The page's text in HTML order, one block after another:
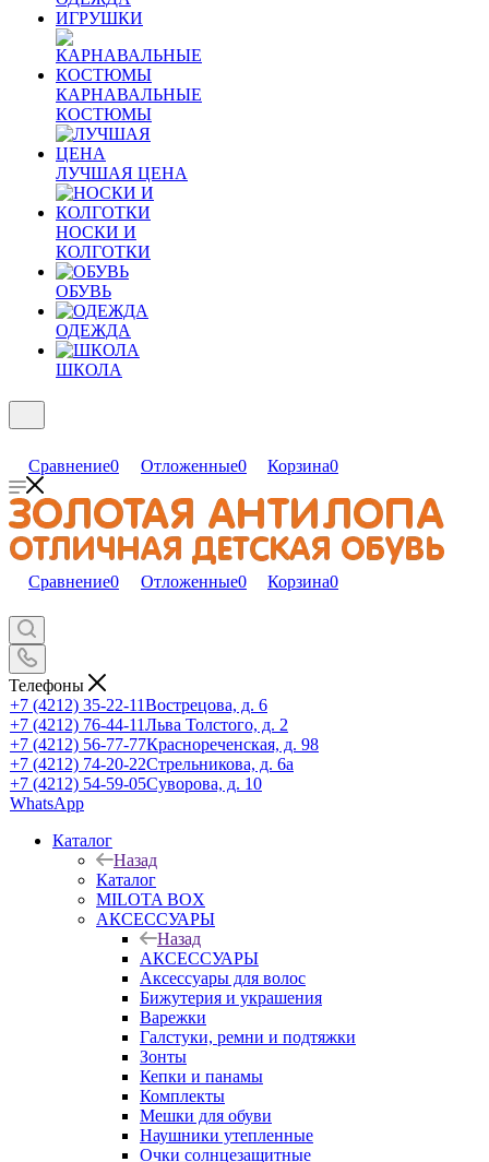
ИГРУШКИ
КАРНАВАЛЬНЫЕ
КОСТЮМЫ
ЛУЧШАЯ ЦЕНА
НОСКИ И
КОЛГОТКИ
ОБУВЬ
ОДЕЖДА
ШКОЛА
Сравнение0 Отложенные0 Корзина0
Сравнение0 Отложенные0 Корзина0
Телефоны
+7 (4212) 35-22-11Вострецова, д. 6
+7 (4212) 76-44-11Льва Толстого, д. 2
+7 (4212) 56-77-77Краснореченская, д. 98
+7 (4212) 74-20-22Стрельникова, д. 6а
+7 (4212) 54-59-05Суворова, д. 10
WhatsApp
Каталог
Назад
Каталог
MILOTA BOX
АКСЕССУАРЫ
Назад
АКСЕССУАРЫ
Аксессуары для волос
Бижутерия и украшения
Варежки
Галстуки, ремни и подтяжки
Зонты
Кепки и панамы
Комплекты
Мешки для обуви
Наушники утепленные
Очки солнцезащитные